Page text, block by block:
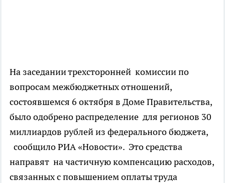
На заседании трехсторонней комиссии по
вопросам межбюджетных отношений,
состоявшемся 6 октября в Доме Правительства,
было одобрено распределение для регионов 30
миллиардов рублей из федерального бюджета,
сообщило РИА «Новости». Это средства
направят на частичную компенсацию расходов,
связанных с повышением оплаты труда